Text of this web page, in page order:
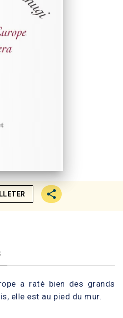
a raté bien des grands
elle est au pied du mur.